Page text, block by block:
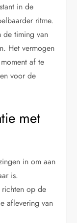
in de
ritme.
de timing van
Het vermogen
af te
voor de
met
in om aan
is.
op de
aflevering van